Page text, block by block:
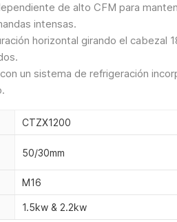
de alto CFM para
intensas.
horizontal girando el cabezal
un sistema de refrigeración
CTZX1200
50/30mm
M16
1.5kw & 2.2kw